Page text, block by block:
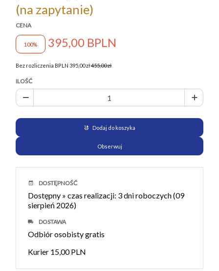
(na zapytanie)
CENA
100% 395,00 BPLN
Bez rozliczenia BPLN 395,00 zł455,00 zł
ILOŚĆ
Dodaj do koszyka
Obserwuj
DOSTĘPNOŚĆ
Dostępny » czas realizacji: 3 dni roboczych (09
sierpień 2026)
DOSTAWA
Odbiór osobistygratis
Kurier 15,00 PLN